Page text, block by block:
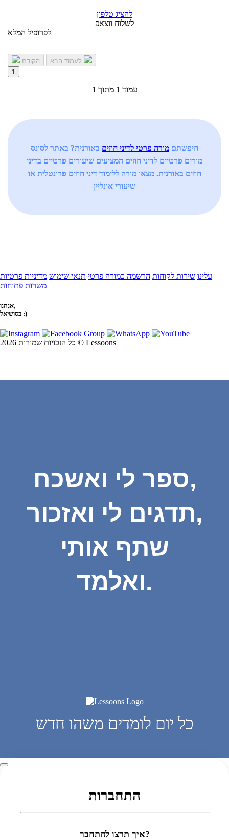
להציג טלפון
לשלוח ווצאפ
לפרופיל המלא
הקודם
1
עמוד 1 מתוך 1
חיפשתם מורה פרטי לדיני חוזים באורנית? באתר לסונס
מורים פרטיים לדיני חוזים המציעים שיעורים פרטיים בדיני
חוזים באורנית. מצאו מורה ללימוד דיני חוזים פרונטלית או
שיעורי אונליין
עלינו שירות לקוחות הרשמה כמורה פרטי תנאי שימוש מדיניות פרטיות
משרות פתוחות
אנחנו,
בסושיאל :)
כל הזכויות שמורות 2026 © Lessoons
ספר לי ואשכח,
תדגים לי ואזכור,
שתף אותי
ואלמד.
כל יום לומדים משהו חדש
התחברות
איך תרצו להתחבר?